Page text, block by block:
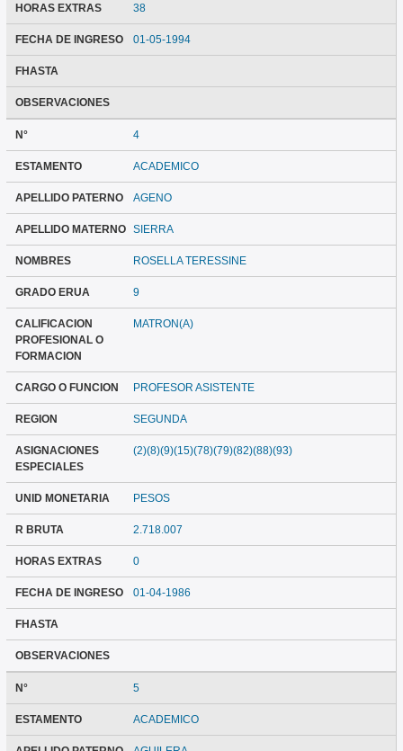
HORAS EXTRAS 38
FECHA DE INGRESO 01-05-1994
FHASTA
OBSERVACIONES
N° 4
ESTAMENTO ACADEMICO
APELLIDO PATERNO AGENO
APELLIDO MATERNO SIERRA
NOMBRES ROSELLA TERESSINE
GRADO ERUA 9
CALIFICACION
PROFESIONAL O
FORMACION
MATRON(A)
CARGO O FUNCION PROFESOR ASISTENTE
REGION SEGUNDA
ASIGNACIONES
ESPECIALES
(2)(8)(9)(15)(78)(79)(82)(88)(93)
UNID MONETARIA PESOS
R BRUTA 2.718.007
HORAS EXTRAS 0
FECHA DE INGRESO 01-04-1986
FHASTA
OBSERVACIONES
N° 5
ESTAMENTO ACADEMICO